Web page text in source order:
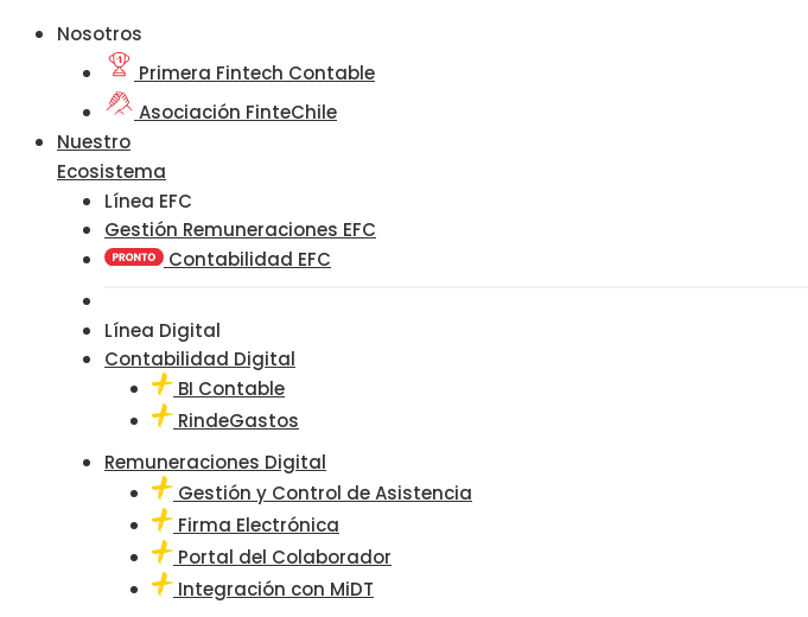
Nosotros
Primera Fintech Contable
Asociación FinteChile
Nuestro
Ecosistema
Línea EFC
Gestión Remuneraciones EFC
Contabilidad EFC
Línea Digital
Contabilidad Digital
BI Contable
RindeGastos
Remuneraciones Digital
Gestión y Control de Asistencia
Firma Electrónica
Portal del Colaborador
Integración con MiDT